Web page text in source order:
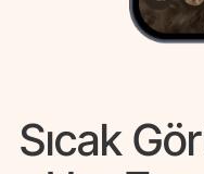
Sıcak